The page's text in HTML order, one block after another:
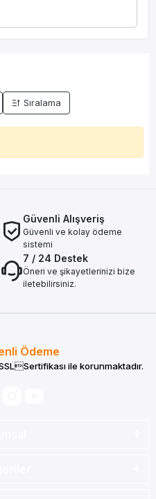
Sıralama
Güvenli Alışveriş
Güvenli ve kolay ödeme
sistemi
7 / 24 Destek
Öneri ve şikayetlerinizi bize
iletebilirsiniz.
Ödeme
ile korunmaktadır.